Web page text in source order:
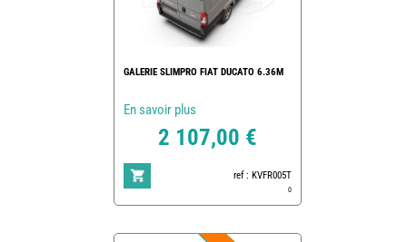
GALERIE SLIMPRO FIAT DUCATO 6.36M
En savoir plus
2 107,00 €
ref : KVFR005T
0